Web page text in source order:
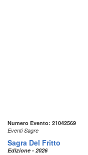
Numero Evento: 21042569
Eventi Sagre
Sagra Del Fritto
Edizione - 2026